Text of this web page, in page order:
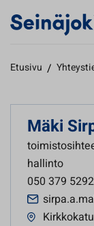
Etusivu /
Mäki
hallinto
050 379 5292